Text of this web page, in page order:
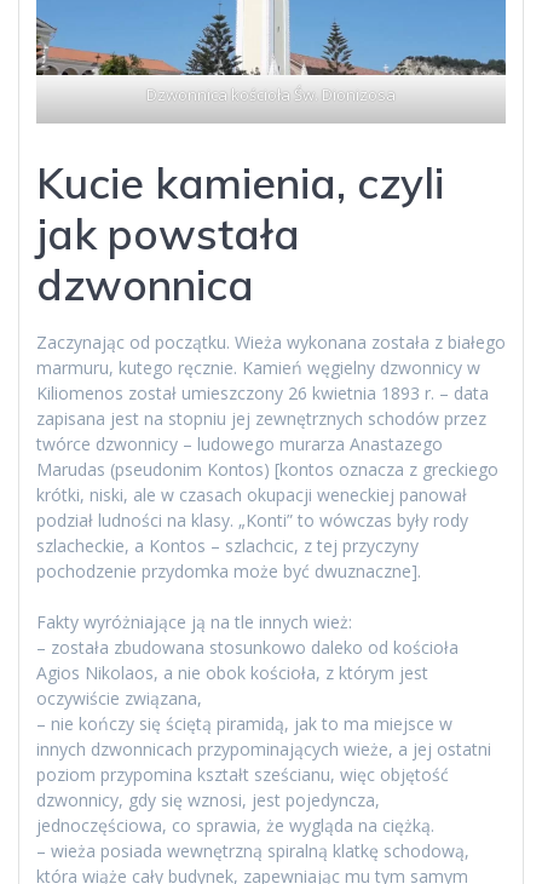
Dzwonnica kościoła Św. Dionizosa
Kucie kamienia, czyli
jak powstała
dzwonnica
Zaczynając od początku. Wieża wykonana została z białego
marmuru, kutego ręcznie. Kamień węgielny dzwonnicy w
Kiliomenos został umieszczony 26 kwietnia 1893 r. – data
zapisana jest na stopniu jej zewnętrznych schodów przez
twórce dzwonnicy – ludowego murarza Anastazego
Marudas (pseudonim Kontos) [kontos oznacza z greckiego
krótki, niski, ale w czasach okupacji weneckiej panował
podział ludności na klasy. „Konti” to wówczas były rody
szlacheckie, a Kontos – szlachcic, z tej przyczyny
pochodzenie przydomka może być dwuznaczne].
Fakty wyróżniające ją na tle innych wież:
– została zbudowana stosunkowo daleko od kościoła
Agios Nikolaos, a nie obok kościoła, z którym jest
oczywiście związana,
– nie kończy się ściętą piramidą, jak to ma miejsce w
innych dzwonnicach przypominających wieże, a jej ostatni
poziom przypomina kształt sześcianu, więc objętość
dzwonnicy, gdy się wznosi, jest pojedyncza,
jednoczęściowa, co sprawia, że ​​wygląda na ciężką.
– wieża posiada wewnętrzną spiralną klatkę schodową,
która wiąże cały budynek, zapewniając mu tym samym